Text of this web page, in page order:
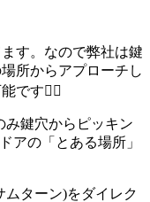
す。なので弊社は鍵
所からアプローチし
です🙆‍♂️
み鍵穴からピッキン
アの「とある場所」
ターン)をダイレク